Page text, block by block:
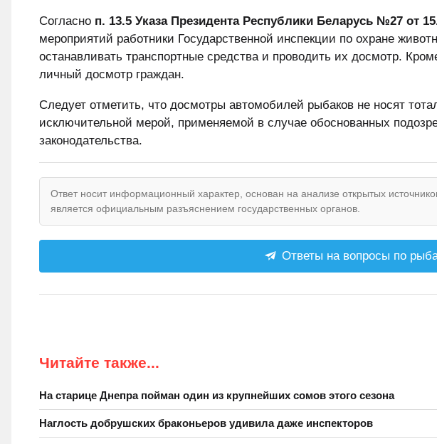
Согласно п. 13.5 Указа Президента Республики Беларусь №27 от
мероприятий работники Государственной инспекции по охране
останавливать транспортные средства и проводить их досмотр.
личный досмотр граждан.
Следует отметить, что досмотры автомобилей рыбаков не носят
исключительной мерой, применяемой в случае обоснованных
законодательства.
Ответ носит информационный характер, основан на анализе открытых
является официальным разъяснением государственных органов.
Ответы на вопросы по
Читайте также...
На старице Днепра пойман один из крупнейших сомов этого сезона
Наглость добрушских браконьеров удивила даже инспекторов